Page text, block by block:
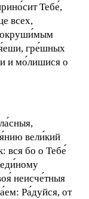
Тебе́,
всех,
гре́шных
и мо́лишися о
вели́кий
вся бо о Тебе́
еди́ному
неисче́тныя
Ра́дуйся, от